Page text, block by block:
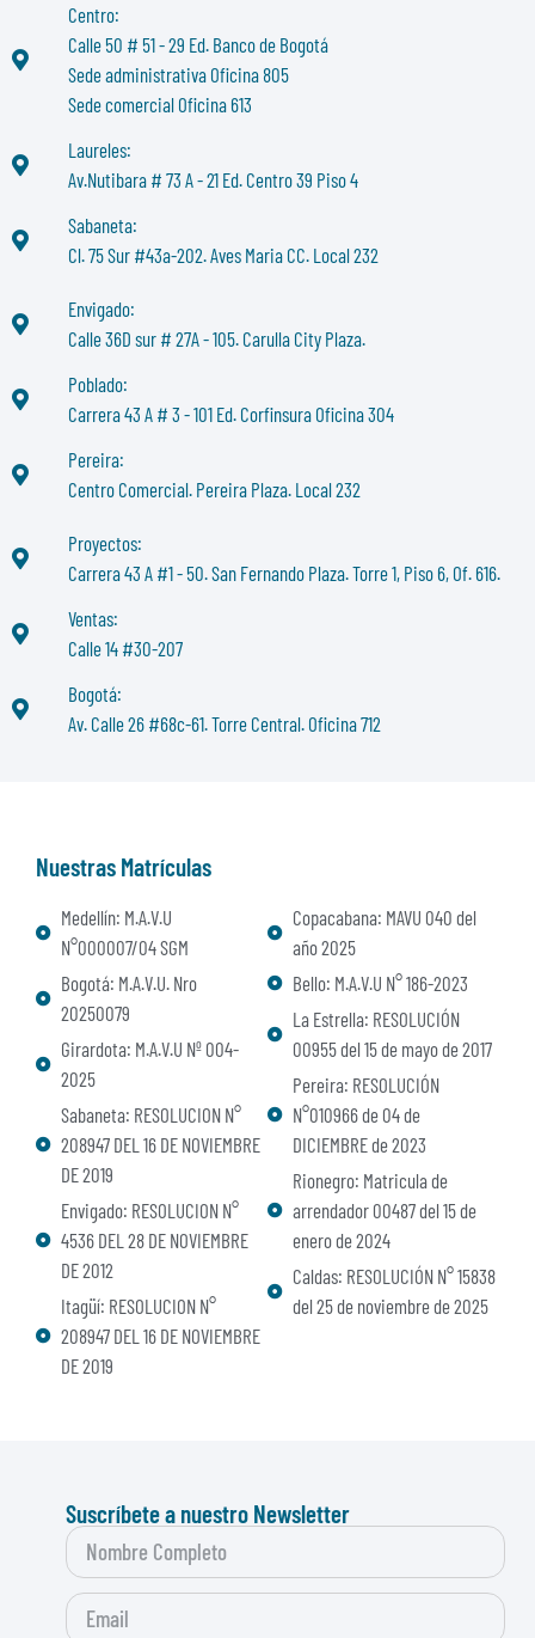
Centro:
Calle 50 # 51 - 29 Ed. Banco de Bogotá
Sede administrativa Oficina 805
Sede comercial Oficina 613
Laureles:
Av.Nutibara # 73 A - 21 Ed. Centro 39 Piso 4
Sabaneta:
Cl. 75 Sur #43a-202. Aves Maria CC. Local 232
Envigado:
Calle 36D sur # 27A - 105. Carulla City Plaza.
Poblado:
Carrera 43 A # 3 - 101 Ed. Corfinsura Oficina 304
Pereira:
Centro Comercial. Pereira Plaza. Local 232
Proyectos:
Carrera 43 A #1 - 50. San Fernando Plaza. Torre 1, Piso 6, Of. 616.
Ventas:
Calle 14 #30-207
Bogotá:
Av. Calle 26 #68c-61. Torre Central. Oficina 712
Nuestras Matrículas
Medellín: M.A.V.U
N°000007/04 SGM
Bogotá: M.A.V.U. Nro
20250079
Girardota: M.A.V.U Nº 004-
2025
Sabaneta: RESOLUCION N°
208947 DEL 16 DE NOVIEMBRE
DE 2019
Envigado: RESOLUCION N°
4536 DEL 28 DE NOVIEMBRE
DE 2012
Itagüí: RESOLUCION N°
208947 DEL 16 DE NOVIEMBRE
DE 2019
Copacabana: MAVU 040 del
año 2025
Bello: M.A.V.U N° 186-2023
La Estrella: RESOLUCIÓN
00955 del 15 de mayo de 2017
Pereira: RESOLUCIÓN
N°010966 de 04 de
DICIEMBRE de 2023
Rionegro: Matricula de
arrendador 00487 del 15 de
enero de 2024
Caldas: RESOLUCIÓN N° 15838
del 25 de noviembre de 2025
Suscríbete a nuestro Newsletter